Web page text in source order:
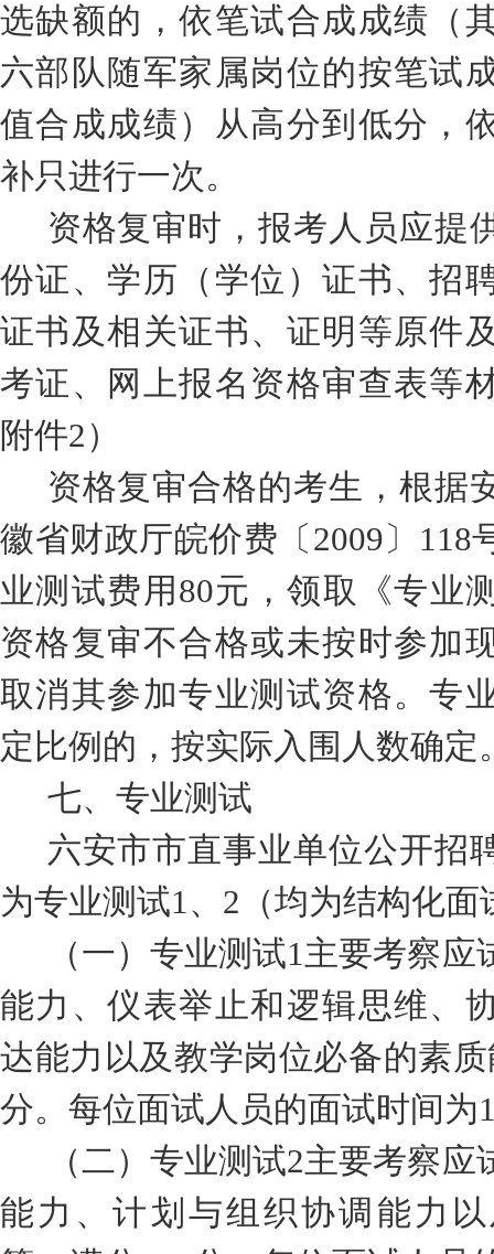
选缺额的，依笔试合成成绩 （
六部队 随军家属岗位的按笔试
值合成成绩 ） 从高分到低分，
补只进行一次。
资格复审时，报考人员应提
份证、学历（学位）证书、招
证书及相关证书、证明等原件
考证、
网上报名资格审查表等
附件2 ）
资格复审合格的考生，根据
徽省财政厅皖价费〔 2009 〕 118
业测试费用 80元，领取《专业
资格复审不合格或未按时参加
取消其参加专业测试资格。专
定比例的，按实际入围人数确定
七、专业测试
六安市市直事业单位公开招
为专业测试1、 2 （均为结构化面
（一） 专业测试1主要考察应
能力、仪表举止和逻辑思维、
达能力以及教学岗位必备的素
分。每位面试人员的面试时间为
（二） 专业测试2主要考察应
能力、计划与组织协调能力